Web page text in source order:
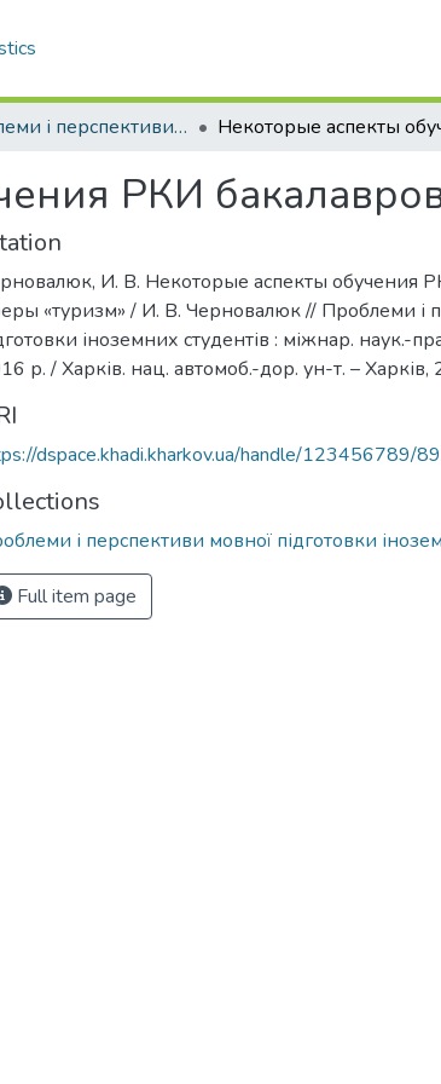
Проблеми і перспективи мовної підготовки іноземних студентів
РКИ
И. В. Некоторые аспекты обучения
«туризм» / И. В. Черновалюк // Проблеми і
іноземних студентів : міжнар. наук.-
р. / Харків. нац. автомоб.-дор. ун-т. –
dspace.khadi.kharkov.ua/handle/123456789/
і перспективи мовної підготовки
Full item page